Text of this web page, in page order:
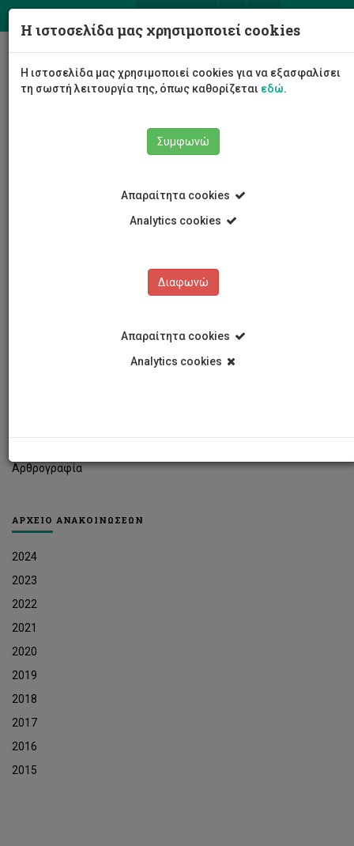
Αρθρογραφία
ΑΡΧΕΙΟ ΑΝΑΚΟΙΝΩΣΕΩΝ
2024
2023
2022
2021
2020
2019
2018
2017
2016
2015
Η ιστοσελίδα μας χρησιμοποιεί cookies
Η ιστοσελίδα μας χρησιμοποιεί cookies για να εξασφαλίσει
τη σωστή λειτουργία της, όπως καθορίζεται εδώ.
Συμφωνώ
Απαραίτητα cookies
Analytics cookies
Διαφωνώ
Απαραίτητα cookies
Analytics cookies